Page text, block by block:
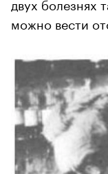
можно вести